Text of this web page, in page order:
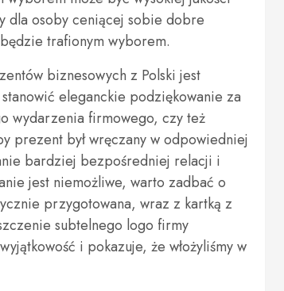
dla osoby ceniącej sobie dobre
trafionym wyborem.
biznesowych z Polski jest
eleganckie podziękowanie za
wydarzenia firmowego, czy też
prezent był wręczany w odpowiedniej
bardziej bezpośredniej relacji i
jest niemożliwe, warto zadbać o
przygotowana, wraz z kartką z
subtelnego logo firmy
i pokazuje, że włożyliśmy w